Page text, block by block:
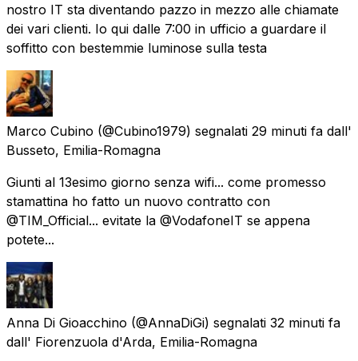
nostro IT sta diventando pazzo in mezzo alle chiamate
dei vari clienti. Io qui dalle 7:00 in ufficio a guardare il
soffitto con bestemmie luminose sulla testa
Marco Cubino (@Cubino1979) segnalati 29 minuti fa dall'
Busseto, Emilia-Romagna
Giunti al 13esimo giorno senza wifi... come promesso
stamattina ho fatto un nuovo contratto con
@TIM_Official... evitate la @VodafoneIT se appena
potete...
Anna Di Gioacchino (@AnnaDiGi) segnalati 32 minuti fa
dall' Fiorenzuola d'Arda, Emilia-Romagna